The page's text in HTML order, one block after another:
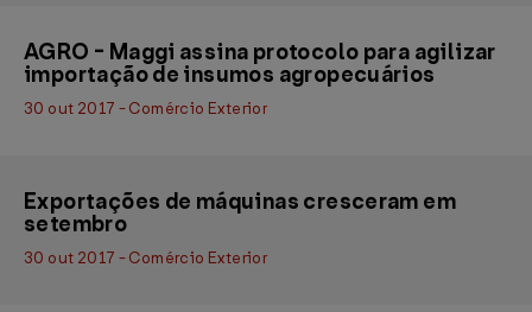
AGRO - Maggi assina protocolo para agilizar
importação de insumos agropecuários
30 out 2017 - Comércio Exterior
Exportações de máquinas cresceram em
setembro
30 out 2017 - Comércio Exterior